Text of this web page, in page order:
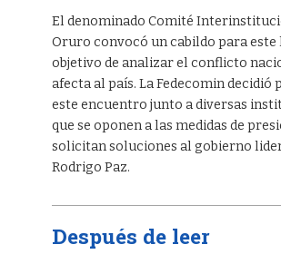
El denominado Comité
Oruro convocó un cabildo para este
objetivo de analizar el conflicto
afecta al país. La Fedecomin decidió
este encuentro junto a diversas
que se oponen a las medidas de
solicitan soluciones al gobierno
Rodrigo Paz.
Después de leer